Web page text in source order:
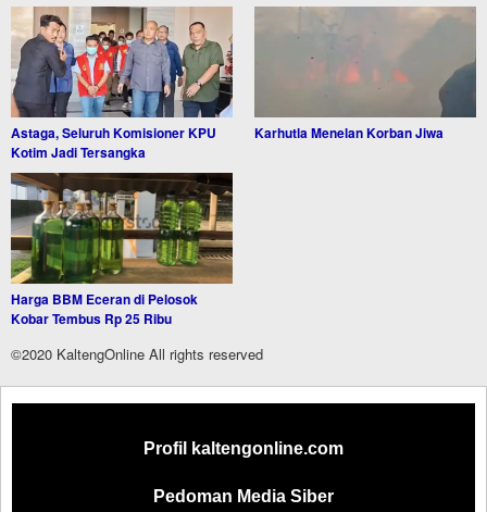
Astaga, Seluruh Komisioner KPU
Kotim Jadi Tersangka
Karhutla Menelan Korban Jiwa
Harga BBM Eceran di Pelosok
Kobar Tembus Rp 25 Ribu
©2020 KaltengOnline All rights reserved
Profil kaltengonline.com
Pedoman Media Siber